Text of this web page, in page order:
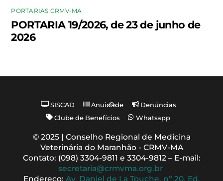
PORTARIAS CRMV-MA
PORTARIA 19/2026, de 23 de junho de
2026
Back
To
SISCAD Anuidade
Denúncias
Clube de Benefícios
Whatsapp
© 2025 | Conselho Regional de Medicina
Veterinária do Maranhão - CRMV-MA
Contato: (098) 3304-9811 e 3304-9812 – E-mail:
secretaria@crmvma.org.br
Endereço: Av. Daniel de La Touche, nº 20, Ed.